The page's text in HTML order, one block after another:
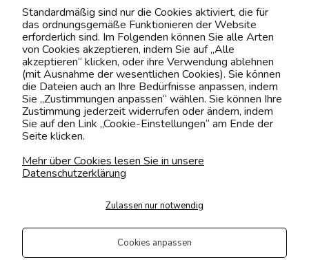
Kontaktiere uns!
0151 12200811
shop@yourhouse24.eu
Mo. - Fr. 07:00-15:00
Transportarten
Der Versand erfolgt per
private Spedition
Geprüfte Präsenz
Standardmäßig sind nur die Cookies aktiviert, die für
das ordnungsgemäße Funktionieren der Website
erforderlich sind. Im Folgenden können Sie alle Arten
von Cookies akzeptieren, indem Sie auf „Alle
akzeptieren“ klicken, oder ihre Verwendung ablehnen
(mit Ausnahme der wesentlichen Cookies). Sie können
die Dateien auch an Ihre Bedürfnisse anpassen, indem
Sie „Zustimmungen anpassen“ wählen. Sie können Ihre
Zustimmung jederzeit widerrufen oder ändern, indem
Sie auf den Link „Cookie-Einstellungen“ am Ende der
Seite klicken.
Mehr über Cookies lesen Sie in unsere
Datenschutzerklärung
Zulassen nur notwendig
Cookies anpassen